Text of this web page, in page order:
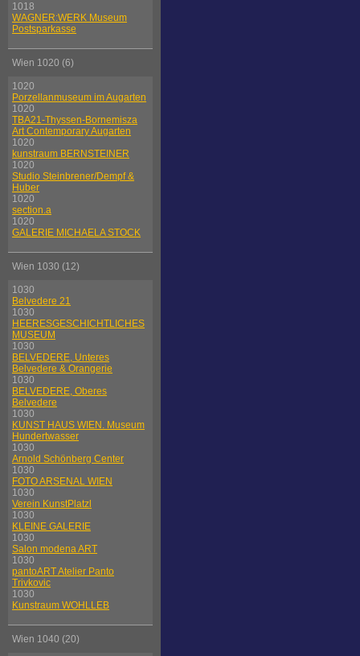
1018
WAGNER:WERK Museum
Postsparkasse
Wien 1020 (6)
1020
Porzellanmuseum im Augarten
1020
TBA21-Thyssen-Bornemisza
Art Contemporary Augarten
1020
kunstraum BERNSTEINER
1020
Studio Steinbrener/Dempf &
Huber
1020
section.a
1020
GALERIE MICHAELA STOCK
Wien 1030 (12)
1030
Belvedere 21
1030
HEERESGESCHICHTLICHES
MUSEUM
1030
BELVEDERE, Unteres
Belvedere & Orangerie
1030
BELVEDERE, Oberes
Belvedere
1030
KUNST HAUS WIEN. Museum
Hundertwasser
1030
Arnold Schönberg Center
1030
FOTO ARSENAL WIEN
1030
Verein KunstPlatzl
1030
KLEINE GALERIE
1030
Salon modena ART
1030
pantoART Atelier Panto
Trivkovic
1030
Kunstraum WOHLLEB
Wien 1040 (20)